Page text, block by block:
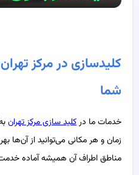
کلیدسازی در مرکز
شما
خدمات ما درکلید سازی مرکز تهران
زمان و هر مکانی می‌توانید از آن‌ها
مناطق اطراف آن همیشه آماده